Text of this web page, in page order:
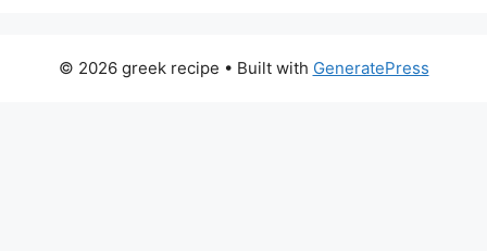
© 2026 greek recipe • Built with GeneratePress